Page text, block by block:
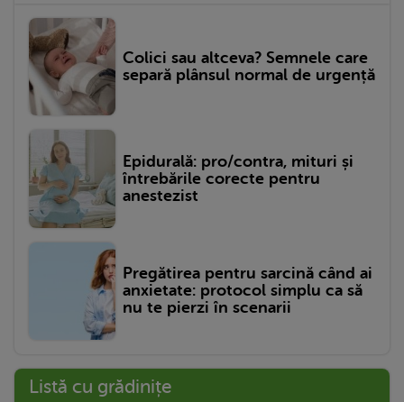
Colici sau altceva? Semnele care
separă plânsul normal de urgență
Epidurală: pro/contra, mituri și
întrebările corecte pentru
anestezist
Pregătirea pentru sarcină când ai
anxietate: protocol simplu ca să
nu te pierzi în scenarii
Listă cu grădinițe